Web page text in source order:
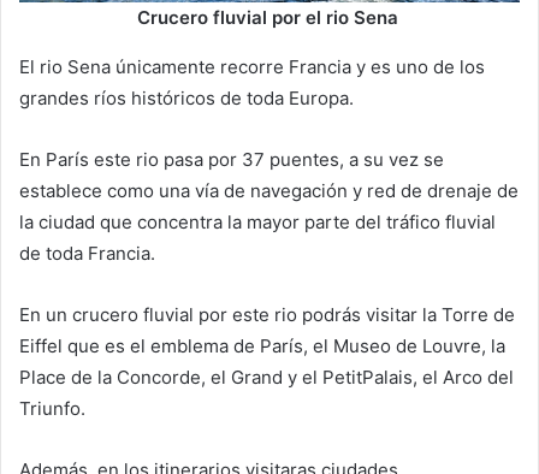
Crucero fluvial por el rio Sena
El rio Sena únicamente recorre Francia y es uno de los
grandes ríos históricos de toda Europa.
En París este rio pasa por 37 puentes, a su vez se
establece como una vía de navegación y red de drenaje de
la ciudad que concentra la mayor parte del tráfico fluvial
de toda Francia.
En un crucero fluvial por este rio podrás visitar la Torre de
Eiffel que es el emblema de París, el Museo de Louvre, la
Place de la Concorde, el Grand y el PetitPalais, el Arco del
Triunfo.